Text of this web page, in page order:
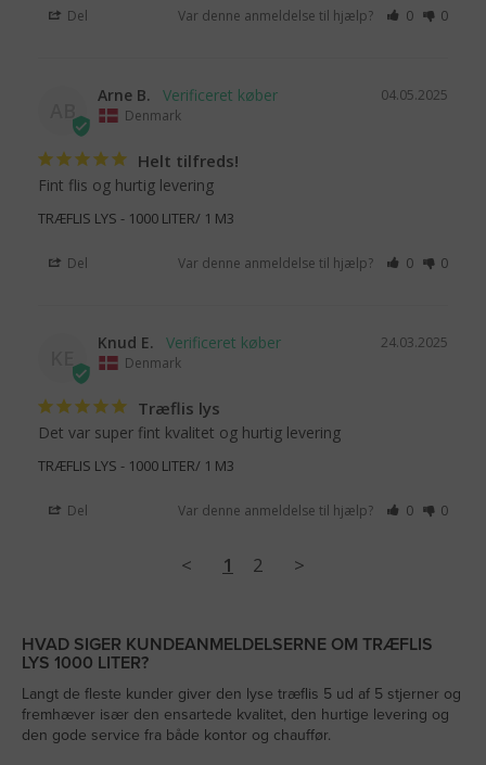
Del Var denne anmeldelse til hjælp? 0 0
04.05.2025
Arne B.
Denmark
Helt tilfreds!
Fint flis og hurtig levering
TRÆFLIS LYS - 1000 LITER/ 1 M3
Del Var denne anmeldelse til hjælp? 0 0
24.03.2025
Knud E.
Denmark
Træflis lys
Det var super fint kvalitet og hurtig levering
TRÆFLIS LYS - 1000 LITER/ 1 M3
Del Var denne anmeldelse til hjælp? 0 0
< 1 2 >
HVAD SIGER KUNDEANMELDELSERNE OM TRÆFLIS
LYS 1000 LITER?
Langt de fleste kunder giver den lyse træflis 5 ud af 5 stjerner og
fremhæver især den ensartede kvalitet, den hurtige levering og
den gode service fra både kontor og chauffør.